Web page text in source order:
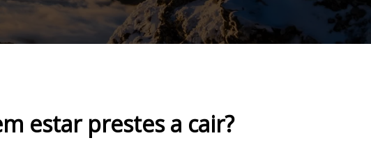
estar prestes a cair?